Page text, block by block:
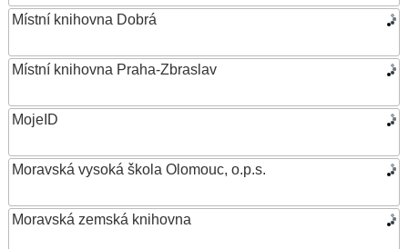
Místní knihovna Dobrá
Místní knihovna Praha-Zbraslav
MojeID
Moravská vysoká škola Olomouc, o.p.s.
Moravská zemská knihovna